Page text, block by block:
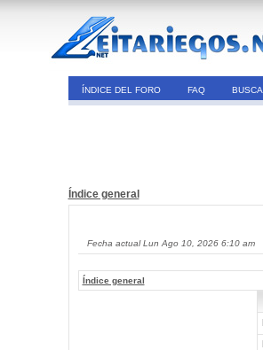
ÍNDICE DEL FORO FAQ
Índice general
Fecha actual Lun Ago 10, 2026 6:10 am
Índice general